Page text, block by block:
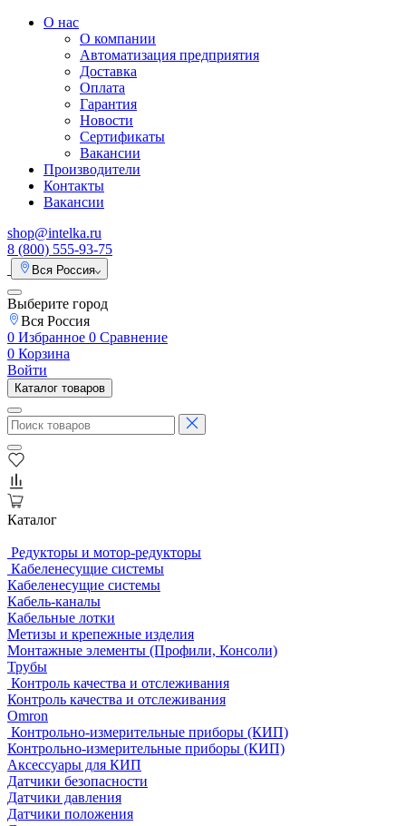
О нас
О компании
Автоматизация предприятия
Доставка
Оплата
Гарантия
Новости
Сертификаты
Вакансии
Производители
Контакты
Вакансии
shop@intelka.ru
8 (800) 555-93-75
Вся Россия
Выберите город
Вся Россия
0 Избранное 0 Сравнение
0 Корзина
Войти
Каталог товаров
Каталог
Редукторы и мотор-редукторы
Кабеленесущие системы
Кабеленесущие системы
Кабель-каналы
Кабельные лотки
Метизы и крепежные изделия
Монтажные элементы (Профили, Консоли)
Трубы
Контроль качества и отслеживания
Контроль качества и отслеживания
Omron
Контрольно-измерительные приборы (КИП)
Контрольно-измерительные приборы (КИП)
Аксессуары для КИП
Датчики безопасности
Датчики давления
Датчики положения